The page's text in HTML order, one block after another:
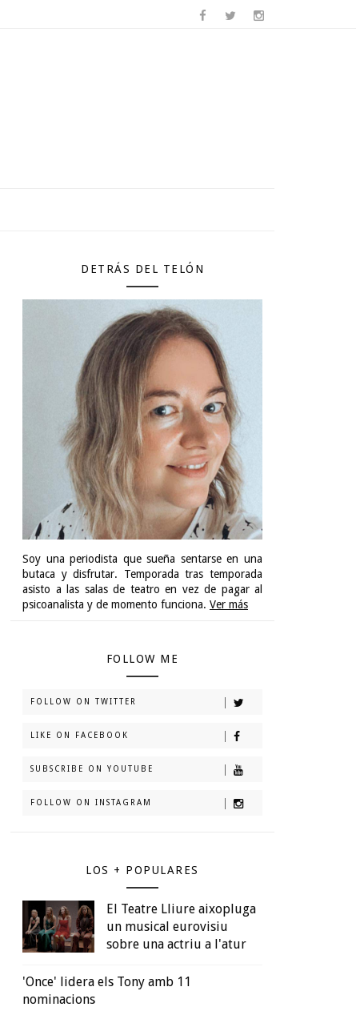
DETRÁS DEL TELÓN
Soy una periodista que sueña sentarse en una
butaca y disfrutar. Temporada tras temporada
asisto a las salas de teatro en vez de pagar al
psicoanalista y de momento funciona. Ver más
FOLLOW ME
FOLLOW ON TWITTER
LIKE ON FACEBOOK
SUBSCRIBE ON YOUTUBE
FOLLOW ON INSTAGRAM
LOS + POPULARES
El Teatre Lliure aixopluga
un musical eurovisiu
sobre una actriu a l'atur
'Once' lidera els Tony amb 11
nominacions